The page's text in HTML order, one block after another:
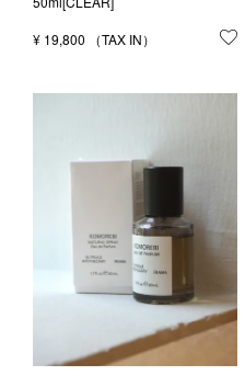
¥ 19,800